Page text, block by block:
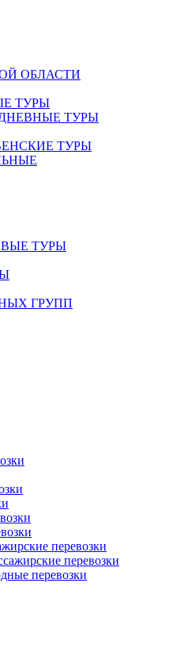
ОБЛАСТИ
ТУРЫ
ТУРЫ
ТУРЫ
ТУРЫ
ГРУПП
перевозки
перевозки
перевозки